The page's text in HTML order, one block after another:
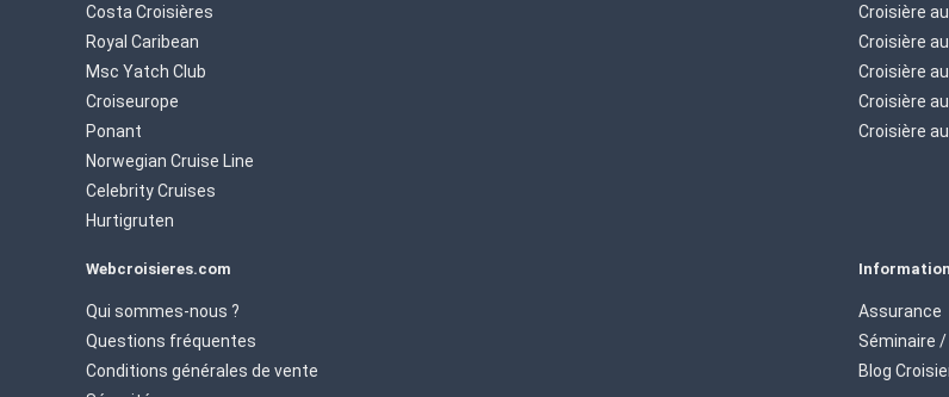
Costa Croisières
Royal Caribean
Msc Yatch Club
Croiseurope
Ponant
Norwegian Cruise Line
Celebrity Cruises
Hurtigruten
Croisière
Croisière
Croisière
Croisière
Croisière
Webcroisieres.com
Qui sommes-nous ?
Questions fréquentes
Conditions générales de vente
Assurance
Séminaire /
Blog